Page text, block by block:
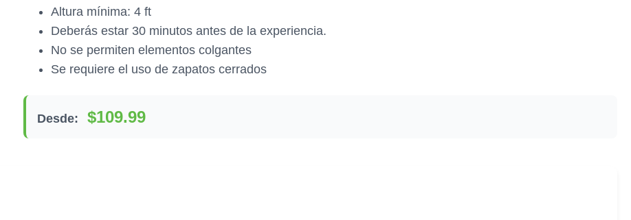
Altura mínima: 4 ft
Deberás estar 30 minutos antes de la experiencia.
No se permiten elementos colgantes
Se requiere el uso de zapatos cerrados
Desde: $109.99